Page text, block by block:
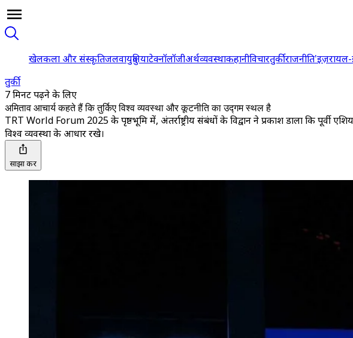
खेलकला और संस्कृतिजलवायुदुनियाटेक्नॉलॉजीअर्थव्यवस्थाकहानीविचारतुर्कीराजनीति'इज़रायल-
तुर्की
7 मिनट पढ़ने के लिए
अमिताव आचार्य कहते हैं कि तुर्किए विश्व व्यवस्था और कूटनीति का उद्गम स्थल है
TRT World Forum 2025 के पृष्ठभूमि में, अंतर्राष्ट्रीय संबंधों के विद्वान ने प्रकाश डाला कि पूर्वी
विश्व व्यवस्था के आधार रखे।
साझा करें